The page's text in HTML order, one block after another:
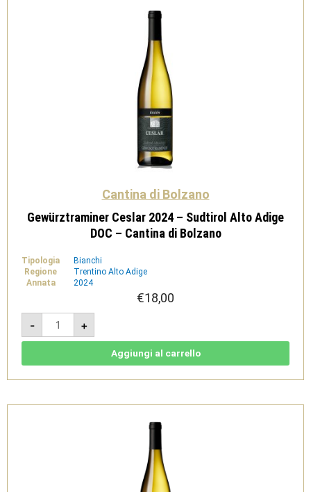
Cantina di Bolzano
Gewürztraminer Ceslar 2024 – Sudtirol Alto Adige
DOC – Cantina di Bolzano
Tipologia
Bianchi
Regione
Trentino Alto Adige
Annata
2024
€18,00
-
Gewürztraminer
Ceslar
2024
-
DOC
di
+
Aggiungi al carrello